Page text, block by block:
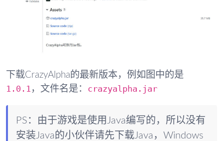
下载CrazyAlpha的最新版本，例如图中的是
1.0.1 ，文件名是： crazyalpha.jar
PS：由于游戏是使用Java编写的，所以没有
安装Java的小伙伴请先下载Java，Windows